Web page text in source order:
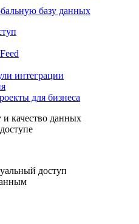
базу данных
интеграции
для бизнеса
качество данных
доступ